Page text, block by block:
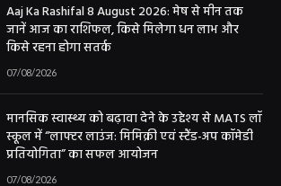
Aaj Ka Rashifal 8 August 2026: मेष से मीन तक
जानें आज का राशिफल, किसे मिलेगा धन लाभ और
किसे रहना होगा सतर्क
07/08/2026
मानसिक स्वास्थ्य को बढ़ावा देने के उद्देश्य से MATS लॉ
स्कूल में “लाफ्टर लाउंज: मिमिक्री एवं स्टैंड-अप कॉमेडी
प्रतियोगिता” का सफल आयोजन
07/08/2026